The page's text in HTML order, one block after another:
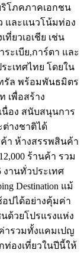
โภคภาคเอกชน
และแนวโน้มท่อง
ที่ยวเอเชีย เช่น
ะเบีย,การ์ตา และ
ะเทศไทย โดยใน
รัล พร้อมพันธมิตร
เพื่อสร้าง
นื่อง สนับสนุนการ
ต่างชาติได้
า ห้างสรรพสินค้า
ร้านค้า รวม
งานทั่วประเทศ
Destination แม้
ปได้อย่างคุ้มค่า
ด้วยโปรแรงแห่ง
ารวมทั้งแคมเปญ
องเที่ยวในปีนี้ให้